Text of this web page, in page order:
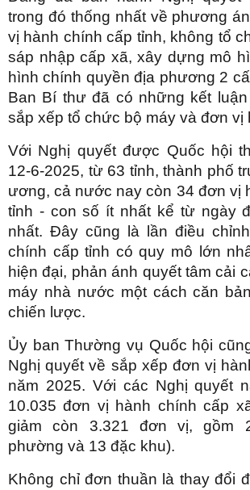
trong đó thống nhất về phương
vị hành chính cấp tỉnh, không tổ
sáp nhập cấp xã, xây dựng mô
hình chính quyền địa phương 2
Ban Bí thư đã có những kết
sắp xếp tổ chức bộ máy và đơn vị
Với Nghị quyết được Quốc hội
12-6-2025, từ 63 tỉnh, thành phố
ương, cả nước nay còn 34 đơn vị
tỉnh - con số ít nhất kể từ ngày
nhất. Đây cũng là lần điều
chính cấp tỉnh có quy mô lớn
hiện đại, phản ánh quyết tâm cải
máy nhà nước một cách căn
chiến lược.
Ủy ban Thường vụ Quốc hội
Nghị quyết về sắp xếp đơn vị
năm 2025. Với các Nghị quyết
10.035 đơn vị hành chính cấp
giảm còn 3.321 đơn vị, gồm
phường và 13 đặc khu).
Không chỉ đơn thuần là thay đổi